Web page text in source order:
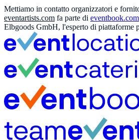
Mettiamo in contatto organizzatori e
eventartists.com fa parte di eventbook.com
Elbgoods GmbH, l'esperto di piattaforme